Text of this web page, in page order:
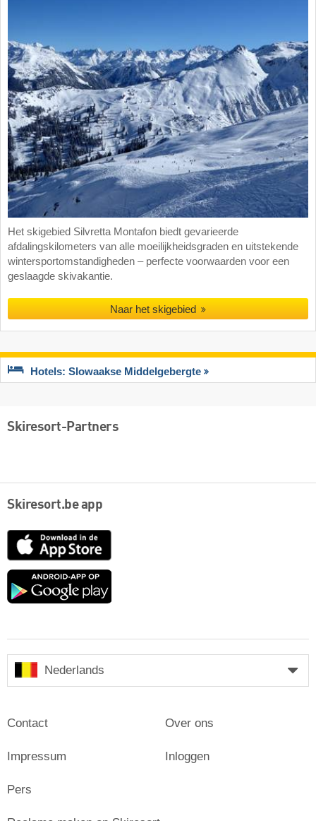
Het skigebied Silvretta Montafon biedt gevarieerde
afdalingskilometers van alle moeilijkheidsgraden en uitstekende
wintersportomstandigheden – perfecte voorwaarden voor een
geslaagde skivakantie.
Naar het skigebied
Hotels: Slowaakse Middelgebergte
Skiresort-Partners
Skiresort.be app
App
Google
Nederlands
Contact
Impressum
Pers
Over ons
Inloggen